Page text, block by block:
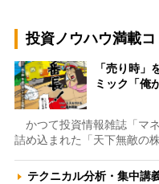
投資ノウハウ満載コ
「売り時
ミック「俺
かつて投資情報雑誌「マ
詰め込まれた「天下無敵の
テクニカル分析・集中講